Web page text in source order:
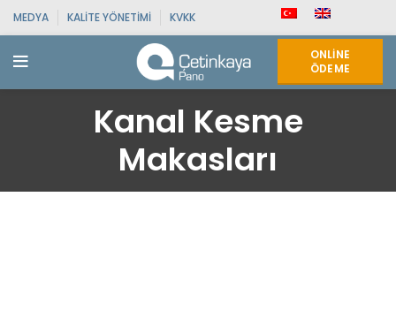
MEDYA KALITE YÖNETIMI KVKK
ONLINE
ÖDEME
Kanal Kesme
Makasları